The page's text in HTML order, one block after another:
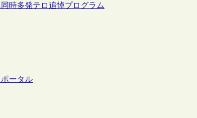
時多発テロ追悼プログラム
ータル